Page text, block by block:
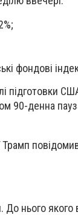
фондові
підготовки
90-денна
Трамп
До нього якого